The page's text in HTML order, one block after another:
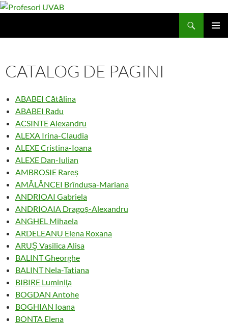
Sari
CATALOG DE PAGINI
ABABEI Cătălina
ABABEI Radu
ACSINTE Alexandru
ALEXA Irina-Claudia
ALEXE Cristina-Ioana
ALEXE Dan-Iulian
AMBROSIE Rareș
AMĂLĂNCEI Brîndușa-Mariana
ANDRIOAI Gabriela
ANDRIOAIA Dragoș-Alexandru
ANGHEL Mihaela
ARDELEANU Elena Roxana
ARUŞ Vasilica Alisa
BALINT Gheorghe
BALINT Nela-Tatiana
BIBIRE Luminiţa
BOGDAN Antohe
BOGHIAN Ioana
BONTA Elena